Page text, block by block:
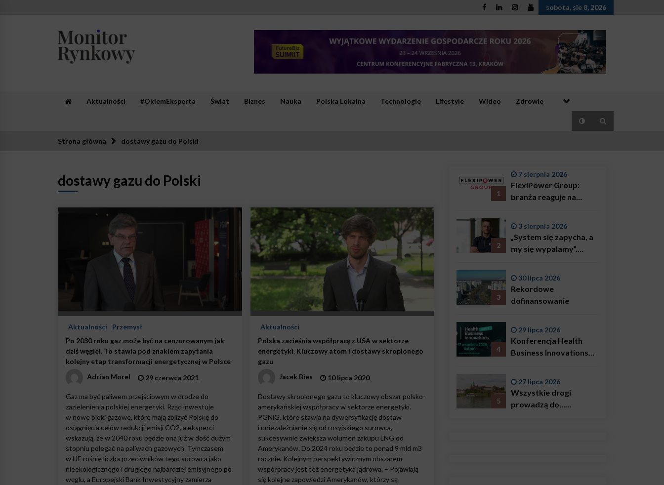
sobota, sie 8, 2026
Aktualności #OkiemEksperta Świat Biznes Nauka Polska Lokalna Technologie Lifestyle Wideo Zdrowie
Strona główna dostawy gazu do Polski
dostawy gazu do Polski
Aktualności
Przemysł
Po 2030 roku gaz może być na cenzurowanym jak
dziś węgiel. To stawia pod znakiem zapytania
kolejny etap transformacji energetycznej w Polsce
Adrian Morel
29 czerwca 2021
Gaz ma być paliwem przejściowym w drodze do
zazielenienia polskiej energetyki. Rząd inwestuje
w nowe bloki gazowe, które mają zbliżyć Polskę do
osiągnięcia celów redukcji emisji CO2, a eksperci
wskazują, że w 2040 roku będzie ona już w dość dużym
stopniu polegać na paliwach gazowych. Tymczasem
w UE rośnie liczba przeciwników tego surowca jako
nieekologicznego i drugiego najbardziej emisyjnego po
węglu, a Europejski Bank Inwestycyjny zamierza
Aktualności
Polska zacieśnia współpracę z USA w sektorze
energetyki. Kluczowy atom i dostawy skroplonego
gazu
Jacek Bies
10 lipca 2020
Dostawy skroplonego gazu to kluczowy obszar polsko-
amerykańskiej współpracy w sektorze energetyki.
PGNiG, które stawia na dywersyfikację dostaw
i uniezależnianie się od rosyjskiego surowca,
sukcesywnie zwiększa wolumen zakupu LNG od
Amerykanów. Do 2024 roku będzie to ponad 9 mld m3
rocznie. Kolejnym perspektywicznym obszarem
współpracy jest też energetyka jądrowa. – Pojawiają
się kolejne zapowiedzi Amerykanów, którzy są
1
7 sierpnia 2026
FlexiPower Group:
branża reaguje na
2
3 sierpnia 2026
„System się zapycha, a
my się wypalamy”.
Bączkowski, mówi
wprost: problemem są
3
30 lipca 2026
Rekordowe
dofinansowanie
4
29 lipca 2026
Konferencja Health
Business Innovations
5
27 lipca 2026
Wszystkie drogi
prowadzą do…